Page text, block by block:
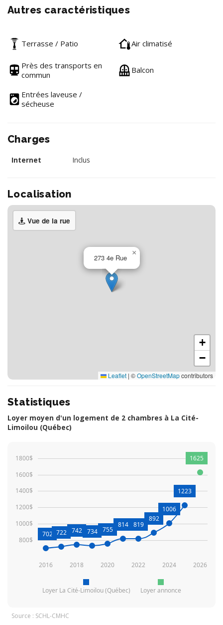
Autres caractéristiques
Terrasse / Patio Air climatisé
Près des transports en
commun
Balcon
Entrées laveuse /
sécheuse
Charges
Internet Inclus
Localisation
Vue de la rue
273 4e Rue
×
+
−
Leaflet | ©OpenStreetMapcontributors
Statistiques
Loyer moyen d'un logement de 2 chambres à La Cité-
Limoilou (Québec)
Loyer La Cité-Limoilou (Québec) Loyer annonce
2016 2018 2020 2022 2024 2026
800$
1000$
1200$
1400$
1600$
1800$
702 722 742 734 755
814 819
892
1006
1223
1625
Source : SCHL-CMHC